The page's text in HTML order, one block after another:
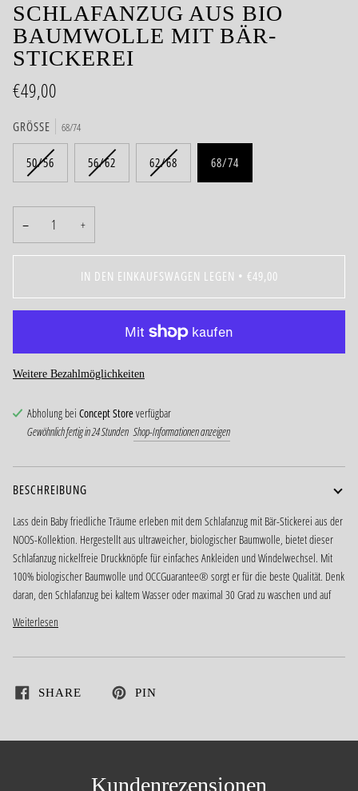
SCHLAFANZUG AUS BIO
BAUMWOLLE MIT BÄR-
STICKEREI
€49,00
GRÖSSE 68/74
50/56 56/62 62/68 68/74
− +
IN DEN EINKAUFSWAGEN LEGEN • €49,00
Weitere Bezahlmöglichkeiten
Abholung bei Concept Storeverfügbar
Gewöhnlich fertig in 24 Stunden Shop-Informationen anzeigen
BESCHREIBUNG
Lass dein Baby friedliche Träume erleben mit dem Schlafanzug mit Bär-Stickerei aus der
NOOS-Kollektion. Hergestellt aus ultraweicher, biologischer Baumwolle, bietet dieser
Schlafanzug nickelfreie Druckknöpfe für einfaches Ankleiden und Windelwechsel. Mit
100% biologischer Baumwolle und OCCGuarantee® sorgt er für die beste Qualität. Denk
daran, den Schlafanzug bei kaltem Wasser oder maximal 30 Grad zu waschen und auf
Weiterlesen
SHARE PIN
Kundenrezensionen